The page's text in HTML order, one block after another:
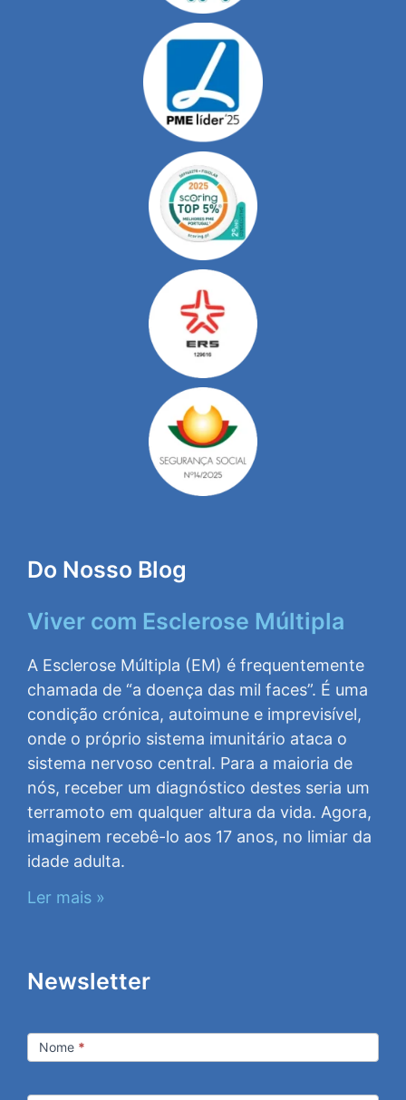
Do Nosso Blog
Viver com Esclerose Múltipla
A Esclerose Múltipla (EM) é frequentemente
chamada de “a doença das mil faces”. É uma
condição crónica, autoimune e imprevisível,
onde o próprio sistema imunitário ataca o
sistema nervoso central. Para a maioria de
nós, receber um diagnóstico destes seria um
terramoto em qualquer altura da vida. Agora,
imaginem recebê-lo aos 17 anos, no limiar da
idade adulta.
Ler mais »
Newsletter
Nome *